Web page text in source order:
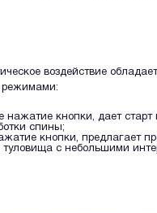
воздействие
режимами:
нажатие кнопки, дает старт
спины;
кнопки, предлагает
туловища с небольшими